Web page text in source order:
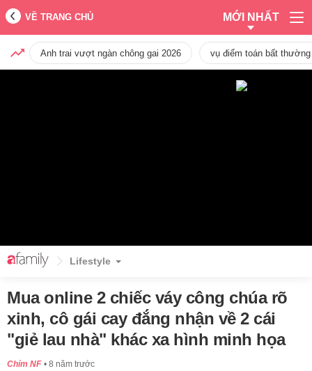
VỀ TRANG CHỦ MỚI NHẤT
Anh trai vượt ngàn chông gai 2026 vụ điểm toán bất
Lifestyle
Mua online 2 chiếc váy công chúa rõ
xinh, cô gái cay đắng nhận về 2 cái
"giẻ lau nhà" khác xa hình minh họa
Chím NF 8 năm trước